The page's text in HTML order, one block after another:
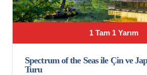
1 Tam 1 Yarım
Spectrum of the Seas ile Çin ve
Turu